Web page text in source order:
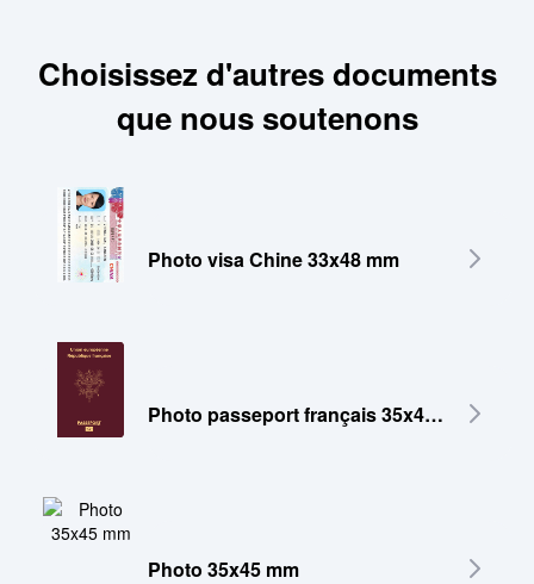
Choisissez d'autres documents
que nous soutenons
Photo visa Chine 33x48 mm
Photo passeport français 35x45 mm
Photo 35x45 mm